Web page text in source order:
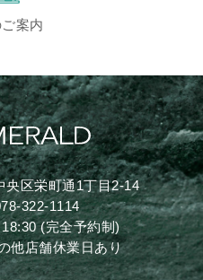
案内
央区栄町通1丁目2-14
322-1114
(完全予約制)
他店舗休業日あり